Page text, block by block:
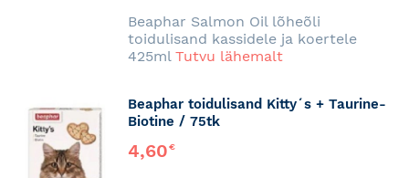
Beaphar Salmon Oil lõheõli
toidulisand kassidele ja koertele
425ml Tutvu lähemalt
Beaphar toidulisand Kitty´s + Taurine-
Biotine / 75tk
4,60€